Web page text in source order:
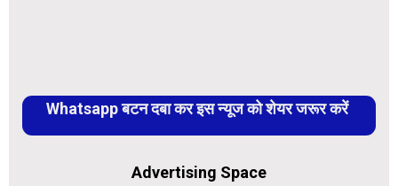
Whatsapp बटन दबा कर इस न्यूज को शेयर जरूर करें
Advertising Space